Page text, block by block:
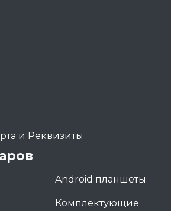
и Реквизиты
Android планшеты
Комплектующие